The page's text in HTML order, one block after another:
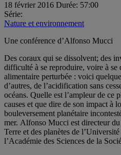
18 février 2016 Durée: 57:00
Série:
Nature et environnement
Une conférence d’Alfonso Mucci
Des coraux qui se dissolvent; des
difficulté à se reproduire, voire à se
alimentaire perturbée : voici
d’autres, de l’acidification sans
océans. Quelle est l’ampleur de ce
causes et que dire de son impact à
bouleversement planétaire
mer. Alfonso Mucci est directeur
Terre et des planètes de
l’Académie des Sciences de la